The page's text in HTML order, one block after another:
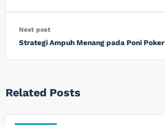
Next post
Strategi Ampuh Menang pada Poni Poker
Related Posts